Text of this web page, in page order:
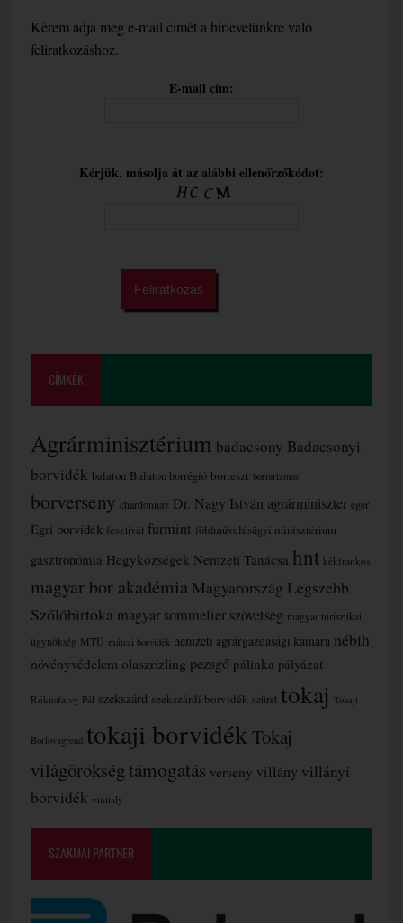
Kérem adja meg e-mail címét a hírlevelünkre való
feliratkozáshoz.
E-mail cím:
Kérjük, másolja át az alábbi ellenőrzőkódot:
CÍMKÉK
Agrárminisztérium badacsony Badacsonyi
borvidék balaton Balaton borrégió borteszt borturizmus
borverseny chardonnay Dr. Nagy István agrárminiszter eger
Egri borvidék fesztivál furmint földművelésügyi minisztérium
gasztronómia Hegyközségek Nemzeti Tanácsa hnt kékfrankos
magyar bor akadémia Magyarország Legszebb
Szőlőbirtoka magyar sommelier szövetség magyar turisztikai
ügynökség MTÜ mátrai borvidék nemzeti agrárgazdasági kamara nébih
növényvédelem olaszrizling pezsgő pálinka pályázat
Rókusfalvy Pál szekszárd szekszárdi borvidék szüret tokaj Tokaji
Borlovagrend tokaji borvidékTokaj
világörökségtámogatás verseny villány villányi
borvidék vinitaly
SZAKMAI PARTNER